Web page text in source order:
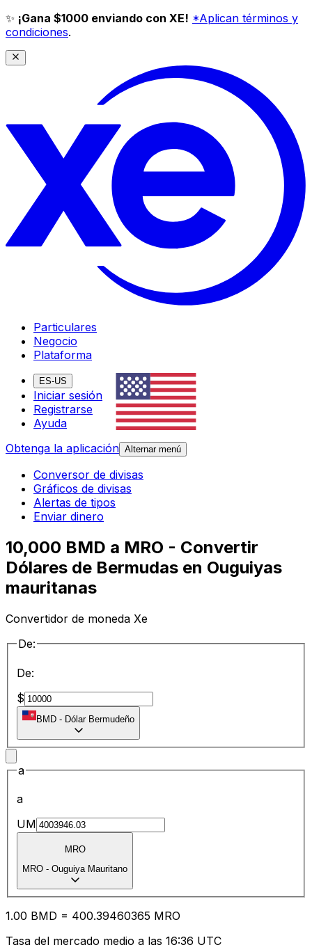
✨ ¡Gana $1000 enviando con XE! *Aplican términos y
condiciones.
Particulares
Negocio
Plataforma
ES-US
Iniciar sesión
Registrarse
Ayuda
Obtenga la aplicación Alternar menú
Conversor de divisas
Gráficos de divisas
Alertas de tipos
Enviar dinero
10,000 BMD a MRO - Convertir
Dólares de Bermudas en Ouguiyas
mauritanas
Convertidor de moneda Xe
De:
De:
$
BMD - Dólar Bermudeño
a
a
UM
MRO
MRO - Ouguiya Mauritano
1.00 BMD = 400.39460365 MRO
Tasa del mercado medio a las 16:36 UTC